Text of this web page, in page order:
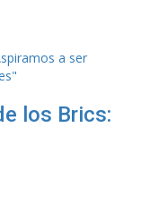
los Brics: